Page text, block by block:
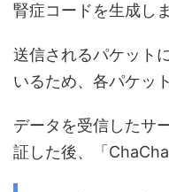
腎症コードを生成しま
送信されるパケット
いるため、各パケッ
データを受信したサ
証した後、「